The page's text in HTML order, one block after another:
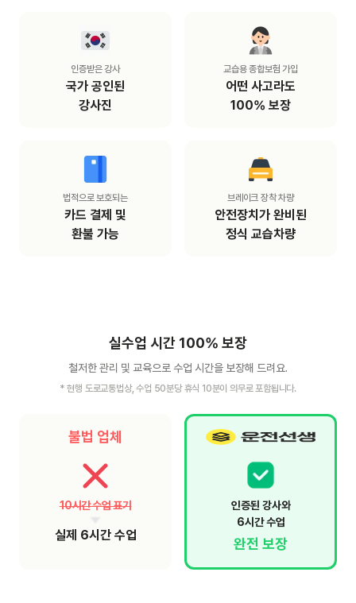
인증받은 강사
국가 공인된
강사진
교습용 종합보험 가입
어떤 사고라도
100% 보장
법적으로 보호되는
카드 결제 및
환불 가능
브레이크 장착 차량
안전장치가 완비된
정식 교습차량
실수업 시간 100% 보장
철저한 관리 및 교육으로 수업 시간을 보장해 드려요.
* 현행 도로교통법상, 수업 50분당 휴식 10분이 의무로 포함됩니다.
불법 업체
10시간 수업 표기
실제 6시간 수업
인증된 강사와
6시간 수업
완전 보장